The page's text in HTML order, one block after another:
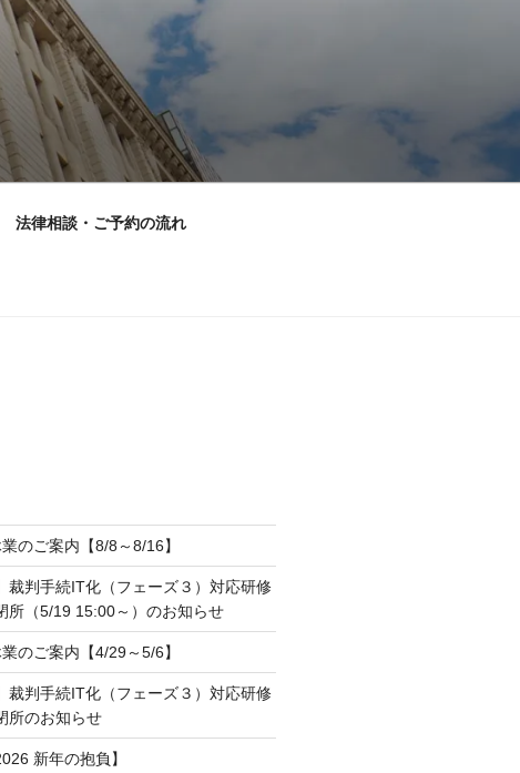
法律相談・ご予約の流れ
のご案内【8/8～8/16】
裁判手続IT化（フェーズ３）対応研修
所（5/19 15:00～）のお知らせ
のご案内【4/29～5/6】
裁判手続IT化（フェーズ３）対応研修
所のお知らせ
新年の抱負】